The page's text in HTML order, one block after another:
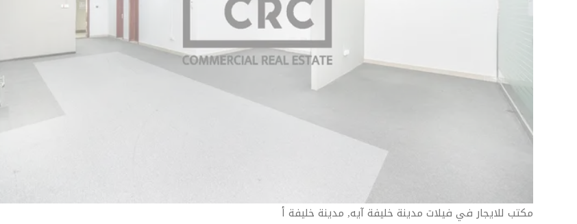
مكتب للايجار في فيلات مدينة خليفة آيه, مدينة خليفة أ